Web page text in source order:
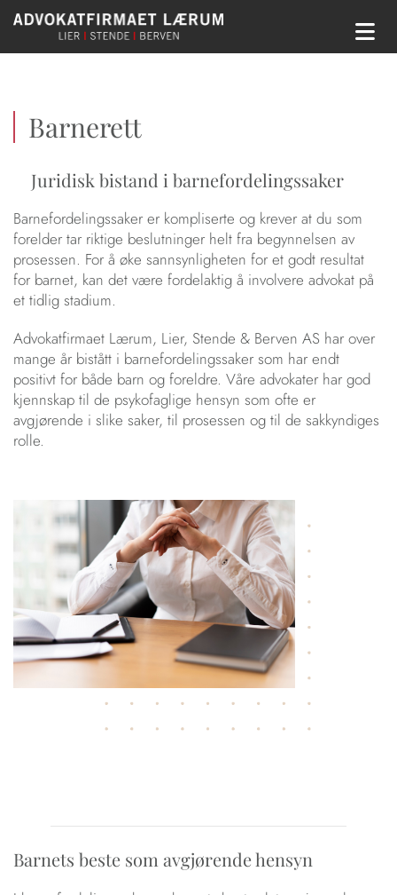
Barnerett
Juridisk bistand i barnefordelingssaker
Barnefordelingssaker er kompliserte og krever at du som
forelder tar riktige beslutninger helt fra begynnelsen av
prosessen. For å øke sannsynligheten for et godt resultat
for barnet, kan det være fordelaktig å involvere advokat på
et tidlig stadium.
Advokatfirmaet Lærum, Lier, Stende & Berven AS har over
mange år bistått i barnefordelingssaker som har endt
positivt for både barn og foreldre. Våre advokater har god
kjennskap til de psykofaglige hensyn som ofte er
avgjørende i slike saker, til prosessen og til de sakkyndiges
rolle.
Barnets beste som avgjørende hensyn